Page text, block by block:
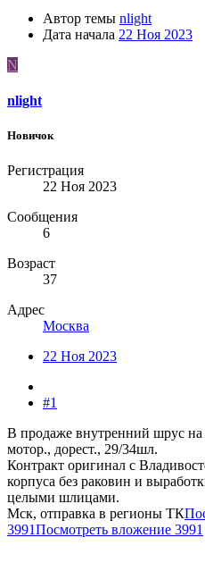
Автор темы nlight
Дата начала 22 Ноя 2023
N
nlight
Новичок
Регистрация
22 Ноя 2023
Сообщения
6
Возраст
37
Адрес
Москва
22 Ноя 2023
#1
В продаже внутренний шрус
мотор., дорест., 29/34шл.
Контракт оригинал с
корпуса без раковин и
целыми шлицами.
Мск, отправка в регионы ТК
3991Посмотреть вложение 3991